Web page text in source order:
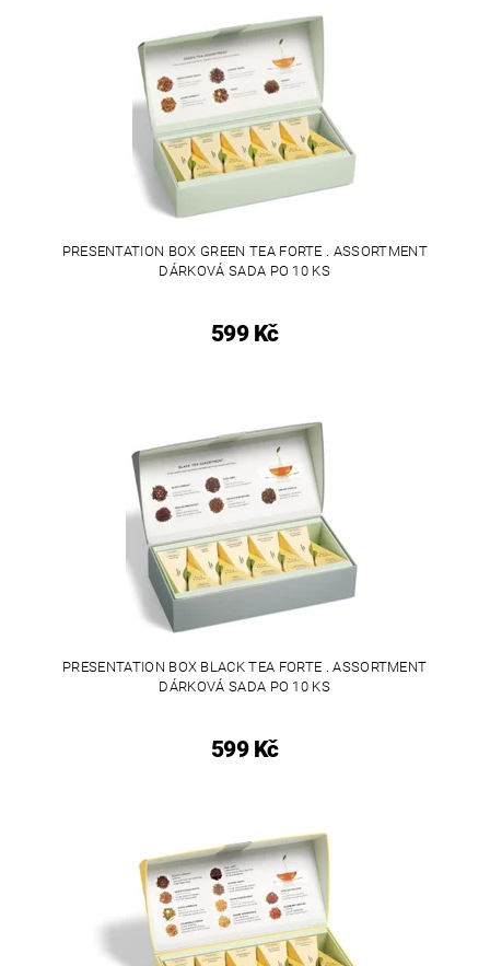
PRESENTATION BOX GREEN TEA FORTE . ASSORTMENT
DÁRKOVÁ SADA PO 10 KS
599 Kč
PRESENTATION BOX BLACK TEA FORTE . ASSORTMENT
DÁRKOVÁ SADA PO 10 KS
599 Kč